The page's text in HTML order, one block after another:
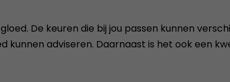
De keuren die bij jou passen kunnen
adviseren. Daarnaast is het ook een